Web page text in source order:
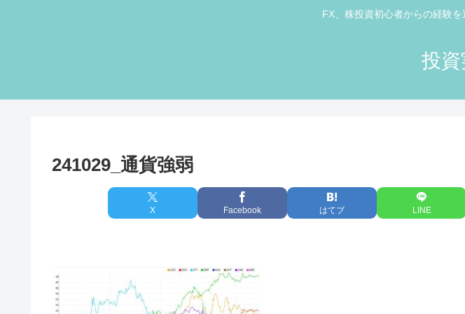
FX、株投資初心者からの経験
投
241029_通貨強弱
X Facebook はてブ LINE